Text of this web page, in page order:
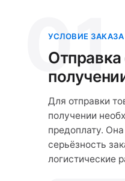
01
УСЛОВИЕ ЗАКАЗА
Отправка
Для отправки
получении
предоплату.
серьёзность
логистические